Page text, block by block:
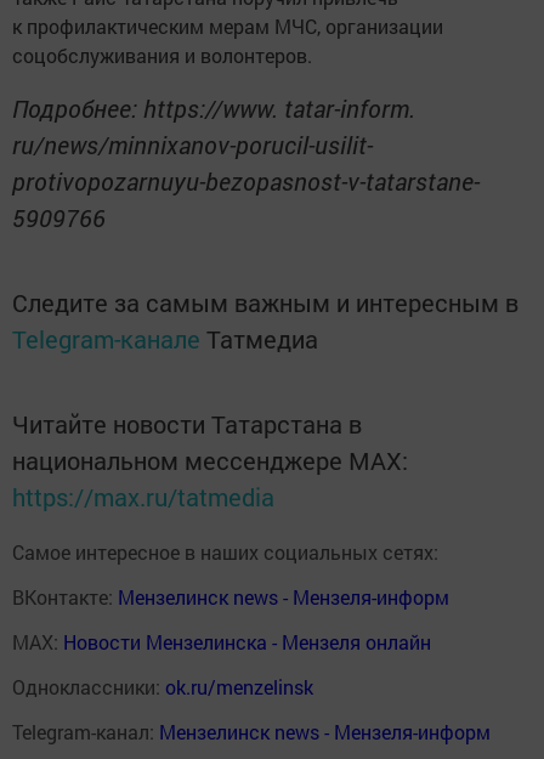
к профилактическим мерам МЧС, организации
соцобслуживания и волонтеров.
Подробнее: https://www. tatar-inform.
ru/news/minnixanov-porucil-usilit-
protivopozarnuyu-bezopasnost-v-tatarstane-
5909766
Следите за самым важным и интересным в
Telegram-канале Татмедиа
Читайте новости Татарстана в
национальном мессенджере MАХ:
https://max.ru/tatmedia
Самое интересное в наших социальных сетях:
ВКонтакте: Мензелинск news - Мензеля-информ
MAX: Новости Мензелинска - Мензеля онлайн
Одноклассники: ok.ru/menzelinsk
Telegram-канал: Мензелинск news - Мензеля-информ